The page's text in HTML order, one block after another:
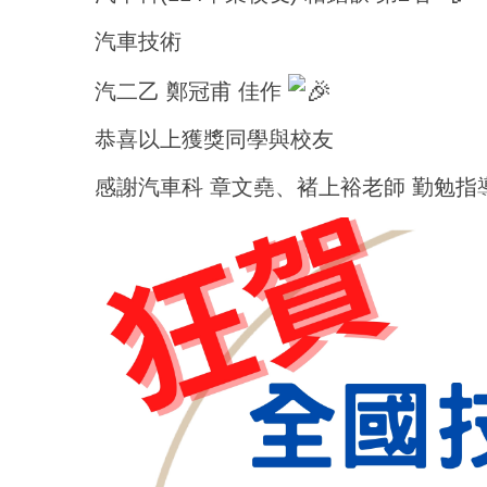
汽車技術
汽二乙 鄭冠甫 佳作
恭喜以上獲獎同學與校友
感謝汽車科 章文堯、褚上裕老師 勤勉指